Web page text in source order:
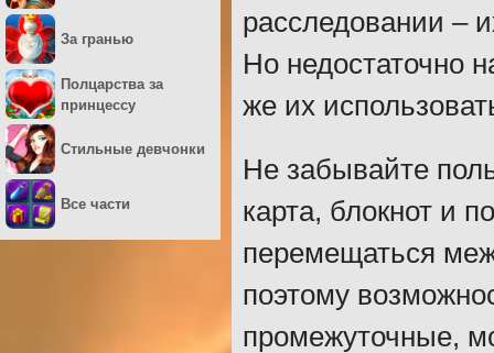
расследовании –
Но недостаточно
же их
Не забывайте
карта, блокнот и
перемещаться
поэтому
промежуточные,
За гранью
Полцарства за
принцессу
Стильные девчонки
Все части